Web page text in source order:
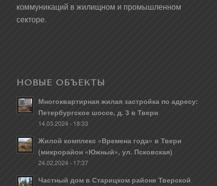
коммуникаций в жилищном и промышленном
секторе.
НОВЫЕ ОБЪЕКТЫ
Многоквартирная жилая застройка по адресу:
Петербургское шоссе, д. 3 в Твери
14.03.2024 - 18:33
Жилой комплекс «Времена года» в Твери
(микрорайон «Южный», ул. Псковская)
24.02.2024 - 17:37
Частный дом в Старицком районе Тверской